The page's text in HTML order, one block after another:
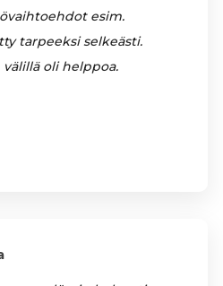
esim.
tarpeeksi selkeästi.
oli helppoa.